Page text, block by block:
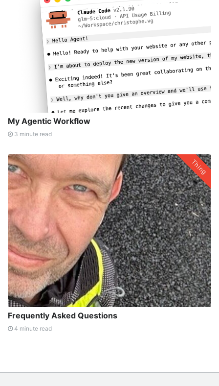
My Agentic Workflow
3 minute read
Thing
🤖
Frequently Asked Questions
4 minute read